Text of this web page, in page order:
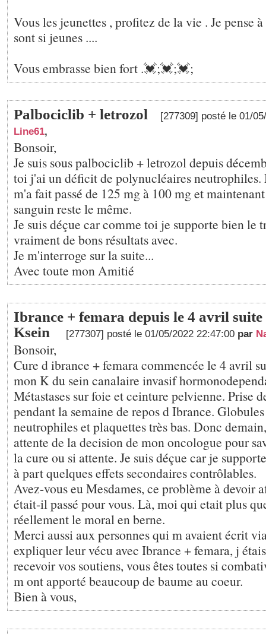
Vous les jeunettes , profitez de la vie . Je pense
sont si jeunes ....
Vous embrasse bien fort .💓;💓;💓;
Palbociclib + letrozol
[277309] posté le 01/
Line61,
Bonsoir,
Je suis sous palbociclib + letrozol depuis
toi j'ai un déficit de polynucléaires
m'a fait passé de 125 mg à 100 mg et
sanguin reste le même.
Je suis déçue car comme toi je supporte bien le
vraiment de bons résultats avec.
Je m'interroge sur la suite...
Avec toute mon Amitié
Ibrance + femara depuis le 4 avril
Ksein
[277307] posté le 01/05/2022 22:47:00 par
Bonsoir,
Cure d ibrance + femara commencée le 4 avril
mon K du sein canalaire invasif
Métastases sur foie et ceinture pelvienne. Prise
pendant la semaine de repos d Ibrance.
neutrophiles et plaquettes très bas. Donc
attente de la decision de mon oncologue pour
la cure ou si attente. Je suis déçue car je
à part quelques effets secondaires contrôlables.
Avez-vous eu Mesdames, ce problème à devoir
était-il passé pour vous. Là, moi qui etait plus
réellement le moral en berne.
Merci aussi aux personnes qui m avaient écrit
expliquer leur vécu avec Ibrance + femara, j
recevoir vos soutiens, vous êtes toutes si
m ont apporté beaucoup de baume au coeur.
Bien à vous,